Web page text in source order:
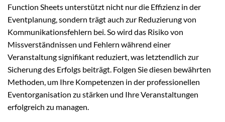
Function Sheets unterstützt nicht nur die Effizienz in der
Eventplanung, sondern trägt auch zur Reduzierung von
Kommunikationsfehlern bei. So wird das Risiko von
Missverständnissen und Fehlern während einer
Veranstaltung signifikant reduziert, was letztendlich zur
Sicherung des Erfolgs beiträgt. Folgen Sie diesen bewährten
Methoden, um Ihre Kompetenzen in der professionellen
Eventorganisation zu stärken und Ihre Veranstaltungen
erfolgreich zu managen.